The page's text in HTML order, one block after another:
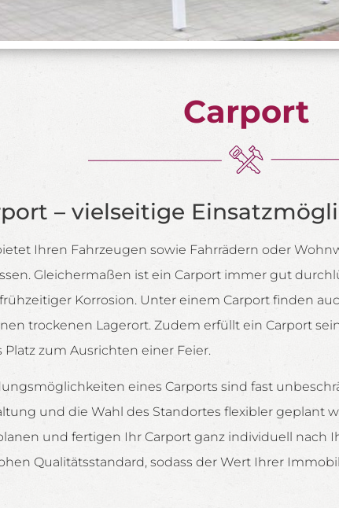
Carport
– vielseitige
Ihren Fahrzeugen sowie Fahrrädern oder
Gleichermaßen ist ein Carport immer gut
Korrosion. Unter einem Carport finden
trockenen Lagerort. Zudem erfüllt ein Carport
Platz zum Ausrichten einer Feier.
eines Carports sind fast
und die Wahl des Standortes flexibler geplant
und fertigen Ihr Carport ganz individuell nach
Qualitätsstandard, sodass der Wert Ihrer